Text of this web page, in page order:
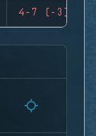
4-7 (-3)